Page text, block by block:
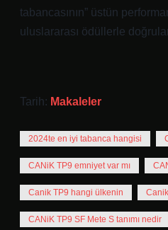
tabancasının” üstün
uluslararası ödüllerle
Tarih: Makaleler
2024te en iyi tabanca hangisi
CANiK TP9 emniyet var mı
Canik TP9 hangi ülkenin
CANiK TP9 SF Mete S tanımı nedir